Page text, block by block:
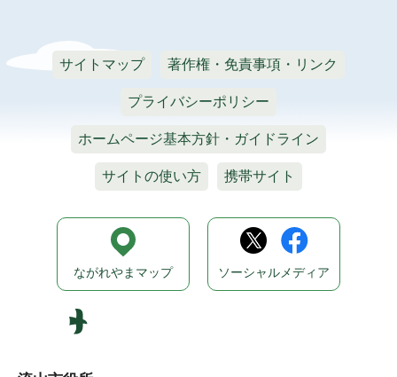
サイトマップ 著作権・免責事項・リンク
プライバシーポリシー
ホームページ基本方針・ガイドライン
サイトの使い方 携帯サイト
ながれやまマップ ソーシャルメディア